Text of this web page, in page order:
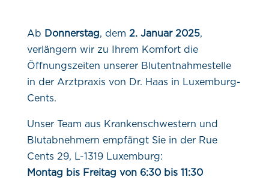
Ab Donnerstag, dem 2. Januar 2025,
verlängern wir zu Ihrem Komfort die
Öffnungszeiten unserer Blutentnahmestelle
in der Arztpraxis von Dr. Haas in Luxemburg-
Cents.
Unser Team aus Krankenschwestern und
Blutabnehmern empfängt Sie in der Rue
Cents 29, L-1319 Luxemburg:
Montag bis Freitag von 6:30 bis 11:30